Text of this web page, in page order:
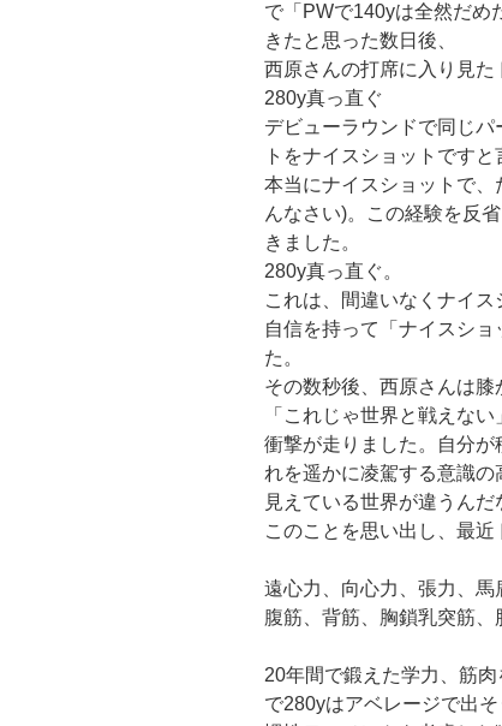
で「PWで140yは全然だめ
きたと思った数日後、
西原さんの打席に入り見た
280y真っ直ぐ
デビューラウンドで同じ
トをナイスショットです
本当にナイスショットで
んなさい)。この経験を反
きました。
280y真っ直ぐ。
これは、間違いなくナイス
自信を持って「ナイスシ
た。
その数秒後、西原さんは膝
「これじゃ世界と戦えな
衝撃が走りました。自分
れを遥かに凌駕する意識の
見えている世界が違うんだ
このことを思い出し、最近
遠心力、向心力、張力、馬
腹筋、背筋、胸鎖乳突筋、
20年間で鍛えた学力、筋
で280yはアベレージで出そ